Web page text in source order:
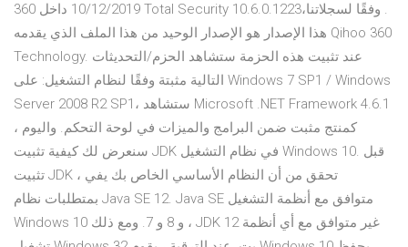
10/12/2019 داخل 360 Total Security 10.6.0.1223‏. وفقًا لسجلاتنا،
هذا الإصدار هو الإصدار الوحيد من هذا الملف الذي يقدمه Qihoo 360
Technology. عند تثبيت هذه الحزمة ستشاهد الحزم/التحديثات
التالية مثبتة وفقًا لنظام التشغيل: على Windows 7 SP1 / Windows
Server 2008 R2 SP1، ستشاهد Microsoft .NET Framework 4.6.1
كمنتج مثبت ضمن البرامج والميزات في لوحة التحكم. واليوم ،
سنعرض لك كيفية تثبيت JDK في نظام التشغيل Windows 10. قبل
تثبيت JDK ، تحقق من أن النظام الأساسي الخاص بك يفي
بمتطلبات نظام Java SE 12. Java SE متوافق مع أنظمة التشغيل
Windows 10 و 8 و 7. ومع ذلك ، JDK 12 غير متوافق مع أي أنظمة